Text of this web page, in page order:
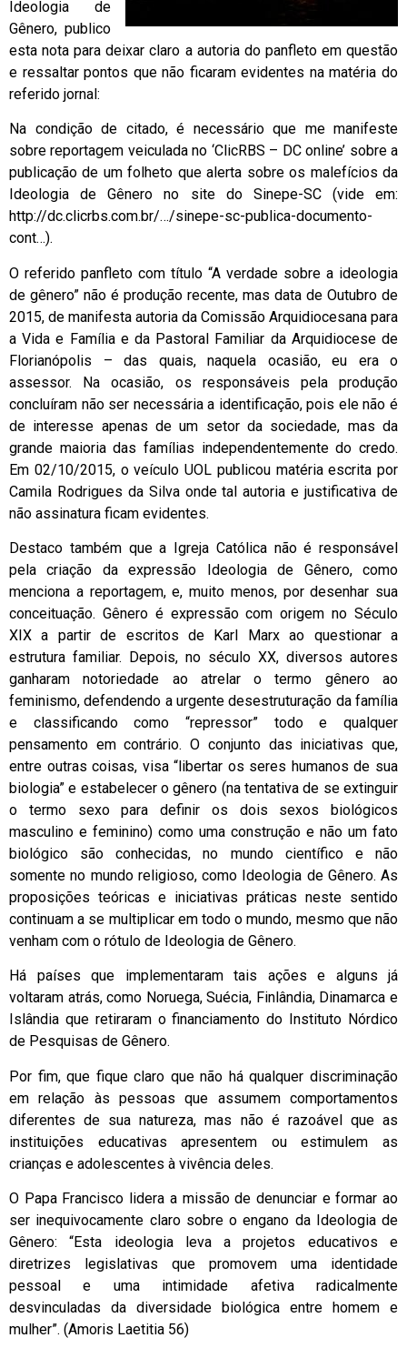
Ideologia de
Gênero, publico
esta nota para deixar claro a autoria do panfleto em questão
e ressaltar pontos que não ficaram evidentes na matéria do
referido jornal:
Na condição de citado, é necessário que me manifeste
sobre reportagem veiculada no ‘ClicRBS – DC online’ sobre a
publicação de um folheto que alerta sobre os malefícios da
Ideologia de Gênero no site do Sinepe-SC (vide em:
http://dc.clicrbs.com.br/…/sinepe-sc-publica-documento-
cont…).
O referido panfleto com título “A verdade sobre a ideologia
de gênero” não é produção recente, mas data de Outubro de
2015, de manifesta autoria da Comissão Arquidiocesana para
a Vida e Família e da Pastoral Familiar da Arquidiocese de
Florianópolis – das quais, naquela ocasião, eu era o
assessor. Na ocasião, os responsáveis pela produção
concluíram não ser necessária a identificação, pois ele não é
de interesse apenas de um setor da sociedade, mas da
grande maioria das famílias independentemente do credo.
Em 02/10/2015, o veículo UOL publicou matéria escrita por
Camila Rodrigues da Silva onde tal autoria e justificativa de
não assinatura ficam evidentes.
Destaco também que a Igreja Católica não é responsável
pela criação da expressão Ideologia de Gênero, como
menciona a reportagem, e, muito menos, por desenhar sua
conceituação. Gênero é expressão com origem no Século
XIX a partir de escritos de Karl Marx ao questionar a
estrutura familiar. Depois, no século XX, diversos autores
ganharam notoriedade ao atrelar o termo gênero ao
feminismo, defendendo a urgente desestruturação da família
e classificando como “repressor” todo e qualquer
pensamento em contrário. O conjunto das iniciativas que,
entre outras coisas, visa “libertar os seres humanos de sua
biologia” e estabelecer o gênero (na tentativa de se extinguir
o termo sexo para definir os dois sexos biológicos
masculino e feminino) como uma construção e não um fato
biológico são conhecidas, no mundo científico e não
somente no mundo religioso, como Ideologia de Gênero. As
proposições teóricas e iniciativas práticas neste sentido
continuam a se multiplicar em todo o mundo, mesmo que não
venham com o rótulo de Ideologia de Gênero.
Há países que implementaram tais ações e alguns já
voltaram atrás, como Noruega, Suécia, Finlândia, Dinamarca e
Islândia que retiraram o financiamento do Instituto Nórdico
de Pesquisas de Gênero.
Por fim, que fique claro que não há qualquer discriminação
em relação às pessoas que assumem comportamentos
diferentes de sua natureza, mas não é razoável que as
instituições educativas apresentem ou estimulem as
crianças e adolescentes à vivência deles.
O Papa Francisco lidera a missão de denunciar e formar ao
ser inequivocamente claro sobre o engano da Ideologia de
Gênero: “Esta ideologia leva a projetos educativos e
diretrizes legislativas que promovem uma identidade
pessoal e uma intimidade afetiva radicalmente
desvinculadas da diversidade biológica entre homem e
mulher”. (Amoris Laetitia 56)